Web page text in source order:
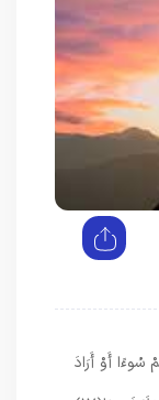
أَوْ أَرَادَ